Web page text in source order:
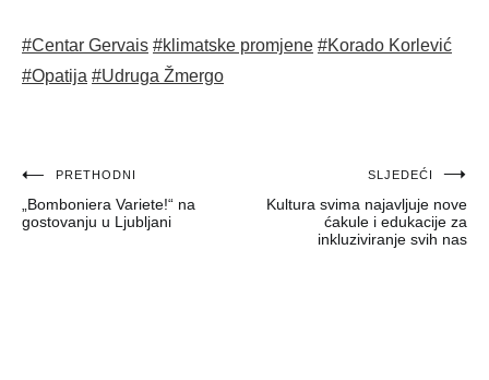
#Centar Gervais #klimatske promjene #Korado Korlević
#Opatija #Udruga Žmergo
Navigacija
objava
PRETHODNI
„Bomboniera Variete!“ na
gostovanju u Ljubljani
SLJEDEĆI
Kultura svima najavljuje nove
ćakule i edukacije za
inkluziviranje svih nas